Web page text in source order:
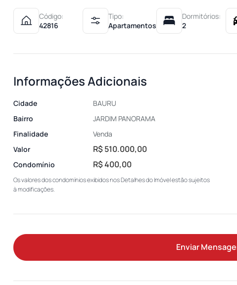
Código:
42816
Tipo:
Apartamentos
Dormitórios:
2
Informações Adicionais
Cidade
BAURU
Bairro
JARDIM PANORAMA
Finalidade
Venda
Valor
R$ 510.000,00
Condomínio R$ 400,00
Os valores dos condomínios exibidos nos Detalhes do Imóvel estão sujeitos
à modificações.
Enviar